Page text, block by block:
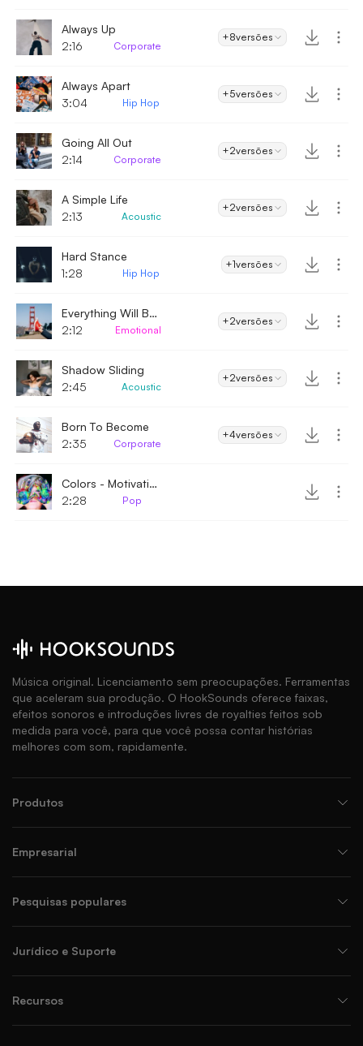
Always Up
2:16
Corporate
+8versões
Always Apart
3:04
Hip Hop
+5versões
Going All Out
2:14
Corporate
+2versões
A Simple Life
2:13
Acoustic
+2versões
Hard Stance
1:28
Hip Hop
+1versões
Everything Will Be Okay
2:12
Emotional
+2versões
Shadow Sliding
2:45
Acoustic
+2versões
Born To Become
2:35
Corporate
+4versões
Colors - Motivational
2:28
Pop
Música original. Licenciamento sem preocupações. Ferramentas
que aceleram sua produção. O HookSounds oferece faixas,
efeitos sonoros e introduções livres de royalties feitos sob
medida para você, para que você possa contar histórias
melhores com som, rapidamente.
Produtos
Empresarial
Pesquisas populares
Jurídico e Suporte
Recursos